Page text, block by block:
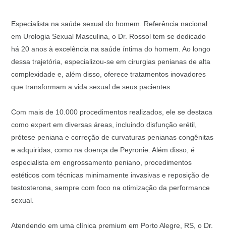
Especialista na saúde sexual do homem. Referência nacional
em Urologia Sexual Masculina, o Dr. Rossol tem se dedicado
há 20 anos à excelência na saúde íntima do homem. Ao longo
dessa trajetória, especializou-se em cirurgias penianas de alta
complexidade e, além disso, oferece tratamentos inovadores
que transformam a vida sexual de seus pacientes.
Com mais de 10.000 procedimentos realizados, ele se destaca
como expert em diversas áreas, incluindo disfunção erétil,
prótese peniana e correção de curvaturas penianas congênitas
e adquiridas, como na doença de Peyronie. Além disso, é
especialista em engrossamento peniano, procedimentos
estéticos com técnicas minimamente invasivas e reposição de
testosterona, sempre com foco na otimização da performance
sexual.
Atendendo em uma clínica premium em Porto Alegre, RS, o Dr.